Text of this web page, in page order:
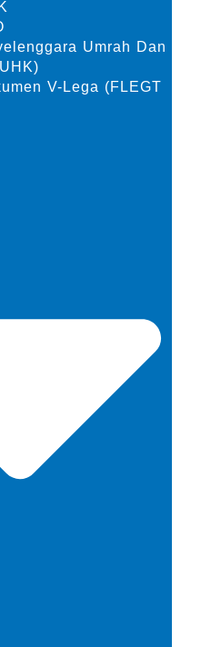
Umrah Dan
V-Lega (FLEGT